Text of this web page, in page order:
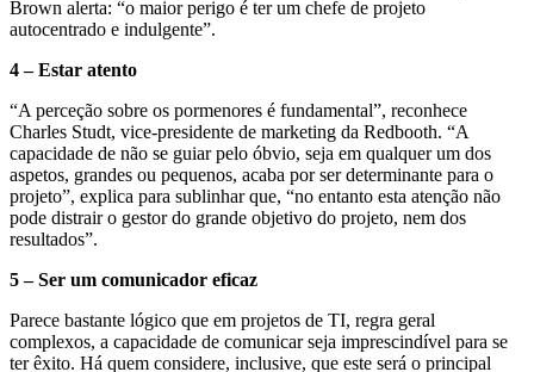
Brown alerta: “o maior perigo é ter um chefe de projeto
autocentrado e indulgente”.
4 ‒ Estar atento
“A perceção sobre os pormenores é fundamental”, reconhece
Charles Studt, vice-presidente de marketing da Redbooth. “A
capacidade de não se guiar pelo óbvio, seja em qualquer um dos
aspetos, grandes ou pequenos, acaba por ser determinante para o
projeto”, explica para sublinhar que, “no entanto esta atenção não
pode distrair o gestor do grande objetivo do projeto, nem dos
resultados”.
5 ‒ Ser um comunicador eficaz
Parece bastante lógico que em projetos de TI, regra geral
complexos, a capacidade de comunicar seja imprescindível para se
ter êxito. Há quem considere, inclusive, que este será o principal